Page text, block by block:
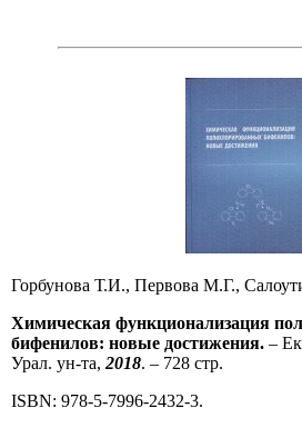
Горбунова Т.И., Первова М.Г.,
Химическая функционализация
бифенилов: новые достижения. –
Урал. ун-та, 2018. – 728 стр.
ISBN: 978-5-7996-2432-3.